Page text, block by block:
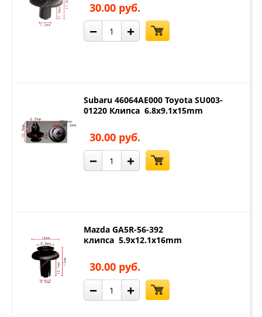
30.00 руб.
− +
Subaru 46064AE000 Toyota SU003-
01220 Клипса 6.8x9.1x15mm
30.00 руб.
− +
Mazda GA5R-56-392
клипса 5.9x12.1x16mm
30.00 руб.
− +